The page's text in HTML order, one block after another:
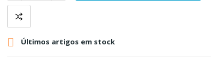
 Últimos artigos em stock